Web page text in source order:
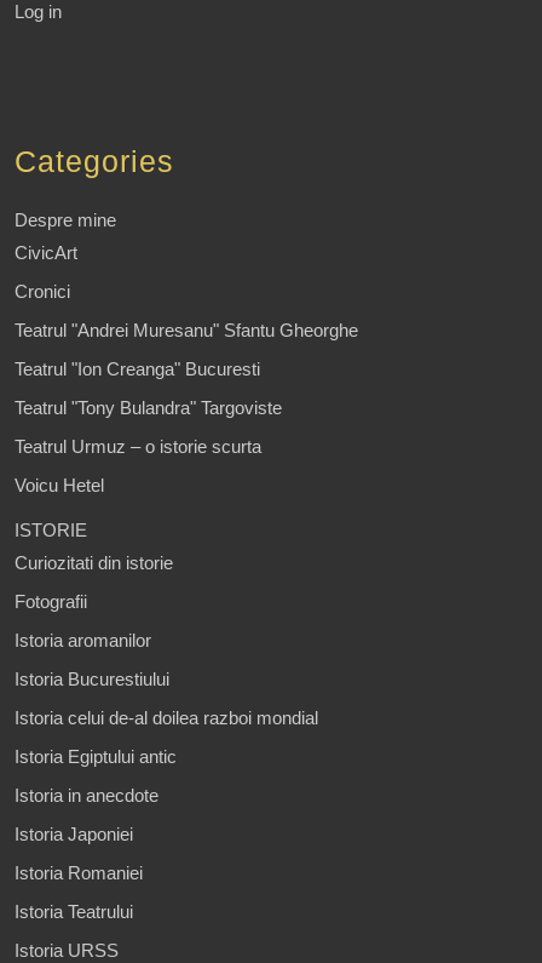
Log in
Categories
Despre mine
CivicArt
Cronici
Teatrul "Andrei Muresanu" Sfantu Gheorghe
Teatrul "Ion Creanga" Bucuresti
Teatrul "Tony Bulandra" Targoviste
Teatrul Urmuz – o istorie scurta
Voicu Hetel
ISTORIE
Curiozitati din istorie
Fotografii
Istoria aromanilor
Istoria Bucurestiului
Istoria celui de-al doilea razboi mondial
Istoria Egiptului antic
Istoria in anecdote
Istoria Japoniei
Istoria Romaniei
Istoria Teatrului
Istoria URSS